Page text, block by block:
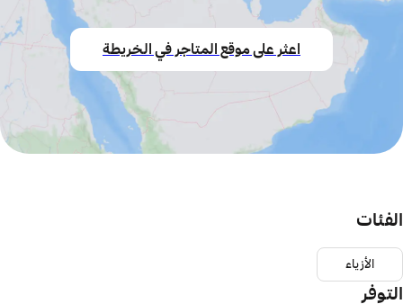
اعثر على موقع المتاجر في الخريطة
الفئات
الأزياء
التوفر